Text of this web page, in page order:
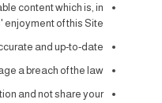
content which is, in
of this Site;
and up-to-date;
a breach of the law;
and not share your